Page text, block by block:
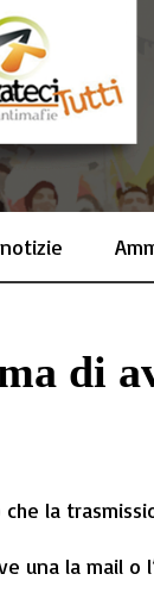
di
che la
una la mail o